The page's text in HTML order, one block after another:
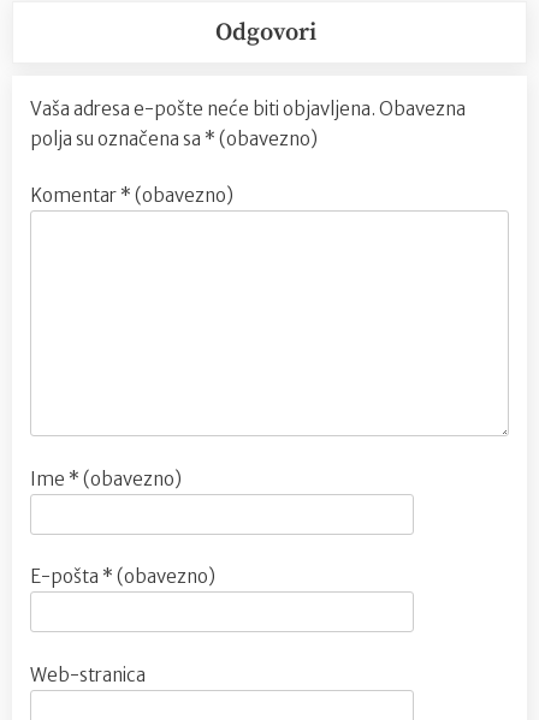
Odgovori
Vaša adresa e-pošte neće biti objavljena. Obavezna
polja su označena sa * (obavezno)
Komentar * (obavezno)
Ime * (obavezno)
E-pošta * (obavezno)
Web-stranica